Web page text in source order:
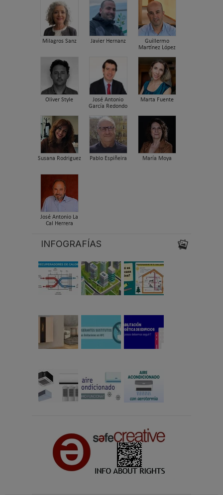
Milagros Sanz Javier Hernanz
Guillermo
Martínez López
Oliver Style
José Antonio
García Redondo
Marta Fuente
Susana Rodriguez Pablo Espiñeira María Moya
José Antonio La
Cal Herrera
INFOGRAFÍAS